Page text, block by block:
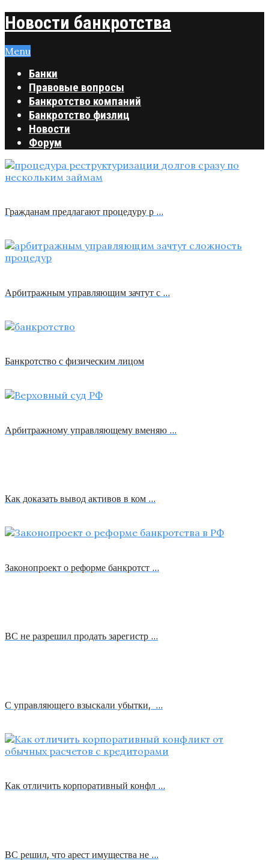
Новости банкротства
Menu
Банки
Правовые вопросы
Банкротство компаний
Банкротство физлиц
Новости
Форум
Гражданам предлагают процедуру р …
Арбитражным управляющим зачтут с …
Банкротство с физическим лицом
Арбитражному управляющему вменяю …
Как доказать вывод активов в ком …
Законопроект о реформе банкротст …
ВС не разрешил продать зарегистр …
С управляющего взыскали убытки, …
Как отличить корпоративный конфл …
ВС решил, что арест имущества не …